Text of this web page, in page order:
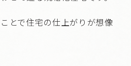
とで住宅の仕上がりが想像